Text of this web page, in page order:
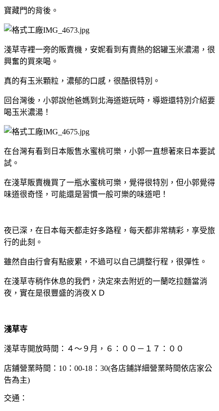
寶藏門的背後。
淺草寺裡一旁的販賣機，安妮看到有賣熱的鋁罐玉米濃湯，很
興奮的買來喝。
真的有玉米顆粒，濃郁的口感，很酷很特別。
回台灣後，小郭說他爸媽到北海道遊玩時，導遊還特別介紹要
喝玉米濃湯！
在台灣有看到日本販售水蜜桃可樂，小郭一直想著來日本要試
試。
在淺草販賣機買了一瓶水蜜桃可樂，覺得很特別，但小郭覺得
味道很奇怪，可能還是習慣一般可樂的味道吧！
夜已深，在日本每天都走好多路程，每天都非常精彩，享受旅
行的此刻。
雖然自由行會有點疲累，不過可以自己調整行程，很彈性。
在淺草寺稍作休息的我們，決定來去附近的一蘭吃拉麵當消
夜，實在是很豐盛的消夜ＸＤ
淺草寺
淺草寺開放時間：４～９月，６：００－１７：００
店鋪營業時間：10：00-18：30(各店鋪詳細營業時間依店家公
告為主)
交通：